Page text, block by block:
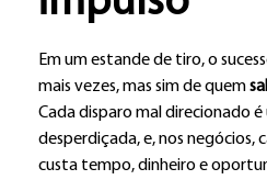
Em um estande de tiro, o
mais vezes, mas sim de quem
Cada disparo mal direcionado
desperdiçada, e, nos negócios,
custa tempo, dinheiro e